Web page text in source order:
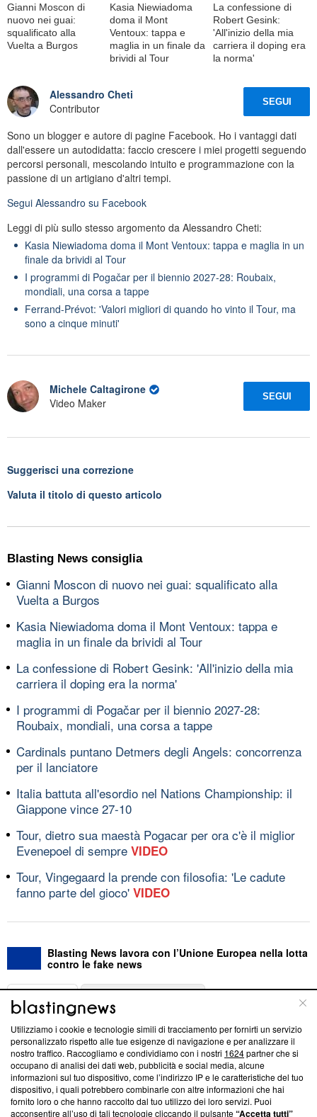
Gianni Moscon di
nuovo nei guai:
squalificato alla
Vuelta a Burgos
Kasia Niewiadoma
doma il Mont
Ventoux: tappa e
maglia in un finale da
brividi al Tour
La confessione di
Robert Gesink:
'All'inizio della mia
carriera il doping era
la norma'
Alessandro Cheti
Contributor
SEGUI
Sono un blogger e autore di pagine Facebook. Ho i vantaggi dati
dall'essere un autodidatta: faccio crescere i miei progetti seguendo
percorsi personali, mescolando intuito e programmazione con la
passione di un artigiano d'altri tempi.
Segui Alessandro su Facebook
Leggi di più sullo stesso argomento da Alessandro Cheti:
Kasia Niewiadoma doma il Mont Ventoux: tappa e maglia in un
finale da brividi al Tour
I programmi di Pogačar per il biennio 2027-28: Roubaix,
mondiali, una corsa a tappe
Ferrand-Prévot: 'Valori migliori di quando ho vinto il Tour, ma
sono a cinque minuti'
Michele Caltagirone
Video Maker
SEGUI
Suggerisci una correzione
Valuta il titolo di questo articolo
Blasting News consiglia
Gianni Moscon di nuovo nei guai: squalificato alla
Vuelta a Burgos
Kasia Niewiadoma doma il Mont Ventoux: tappa e
maglia in un finale da brividi al Tour
La confessione di Robert Gesink: 'All'inizio della mia
carriera il doping era la norma'
I programmi di Pogačar per il biennio 2027-28:
Roubaix, mondiali, una corsa a tappe
Cardinals puntano Detmers degli Angels: concorrenza
per il lanciatore
Italia battuta all'esordio nel Nations Championship: il
Giappone vince 27-10
Tour, dietro sua maestà Pogacar per ora c'è il miglior
Evenepoel di sempre VIDEO
Tour, Vingegaard la prende con filosofia: 'Le cadute
fanno parte del gioco' VIDEO
Blasting News lavora con l’Unione Europea nella lotta
contro le fake news
ABOUT
Questa sezione offre informazioni trasparenti su Blasting
News, sui nostri processi editoriali e su come ci impegniamo a
creare news di qualità. Inoltre, afferma la nostra aderenza a
‘Trust Project - News with Integrity’Blasting News non è
ancora membro del programma, ma ha richiesto di farne
parte; Trust Project non ha ancora effettuato una verifica di
Utilizziamo i cookie e tecnologie simili di tracciamento per fornirti un servizio
personalizzato rispetto alle tue esigenze di navigazione e per analizzare il
nostro traffico. Raccogliamo e condividiamo con i nostri 1624partner che si
occupano di analisi dei dati web, pubblicità e social media, alcune
informazioni sul tuo dispositivo, come l’indirizzo IP e le caratteristiche del tuo
dispositivo, i quali potrebbero combinarle con altre informazioni che hai
fornito loro o che hanno raccolto dal tuo utilizzo dei loro servizi. Puoi
acconsentire all’uso di tali tecnologie cliccando il pulsante“Accetta tutti”